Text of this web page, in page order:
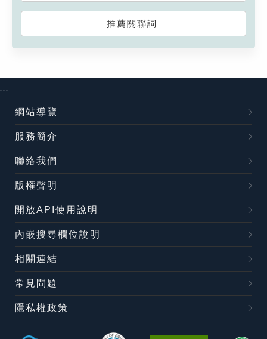
推薦關聯詞
:::
網站導覽
服務簡介
聯絡我們
版權聲明
開放API使用說明
內嵌搜尋欄位說明
相關連結
常見問題
隱私權政策